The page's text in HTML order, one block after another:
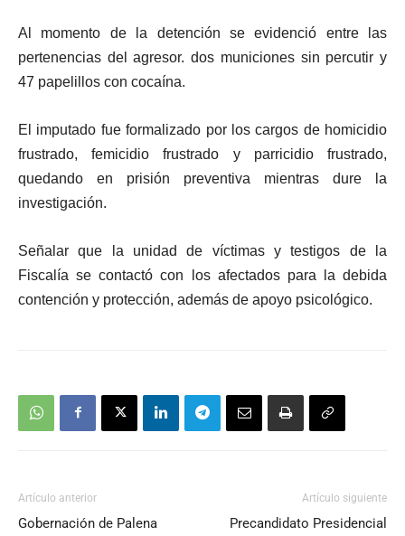
Al momento de la detención se evidenció entre las
pertenencias del agresor. dos municiones sin percutir y
47 papelillos con cocaína.
El imputado fue formalizado por los cargos de homicidio
frustrado, femicidio frustrado y parricidio frustrado,
quedando en prisión preventiva mientras dure la
investigación.
Señalar que la unidad de víctimas y testigos de la
Fiscalía se contactó con los afectados para la debida
contención y protección, además de apoyo psicológico.
Artículo anterior
Gobernación de Palena
Artículo siguiente
Precandidato Presidencial